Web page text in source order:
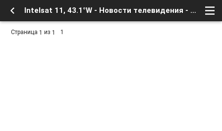
Intelsat 11, 43.1°W - Новости телевидения - Транспондерные новости - Форум о Спутниковом Телевидении
Страница 1 из 1 1